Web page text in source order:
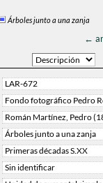
Árboles junto a una zanja
←
LAR-672
Fondo fotográfico Pedro
Román Martínez, Pedro
Árboles junto a una zanja
Primeras décadas S.XX
Sin identificar